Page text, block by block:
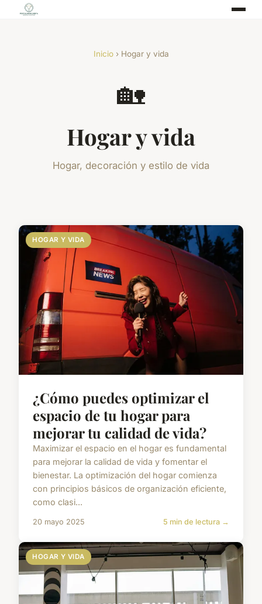
Inicio› Hogar y vida
🏡
Hogar y vida
Hogar, decoración y estilo de vida
HOGAR Y VIDA
¿Cómo puedes optimizar el
espacio de tu hogar para
mejorar tu calidad de vida?
Maximizar el espacio en el hogar es fundamental
para mejorar la calidad de vida y fomentar el
bienestar. La optimización del hogar comienza
con principios básicos de organización eficiente,
como clasi...
20 mayo 2025 5 min de lectura →
HOGAR Y VIDA